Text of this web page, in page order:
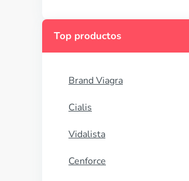
Top productos
Brand Viagra
Cialis
Vidalista
Cenforce